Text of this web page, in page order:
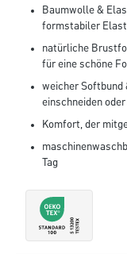
Baumwolle &
formstabiler
natürliche
für eine schöne
weicher Softbund
einschneiden
Komfort, der
Tag